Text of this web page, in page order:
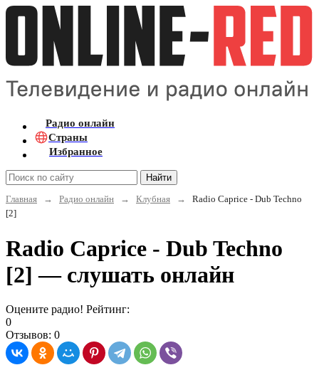
Радио онлайн
Страны
Избранное
Найти
Главная
→ Радио онлайн → Клубная →
Radio Caprice - Dub Techno
[2]
Radio Caprice - Dub Techno
[2] — слушать онлайн
Оцените радио! Рейтинг:
0
Отзывов: 0